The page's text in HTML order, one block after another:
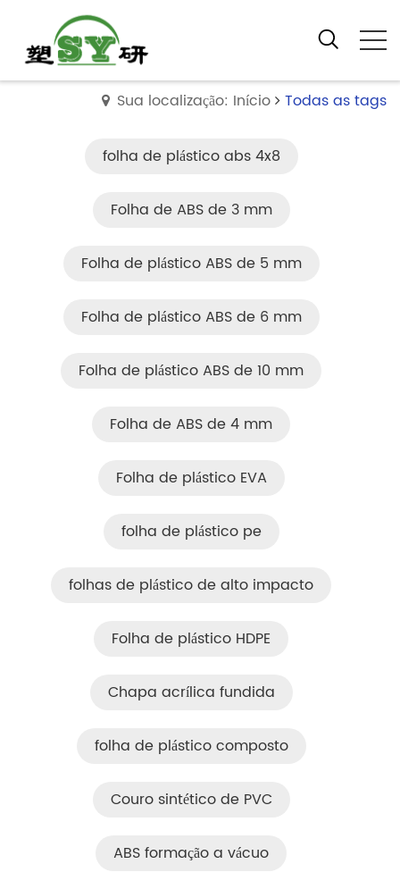
Sua localização: Início Todas as tags
folha de plástico abs 4x8
Folha de ABS de 3 mm
Folha de plástico ABS de 5 mm
Folha de plástico ABS de 6 mm
Folha de plástico ABS de 10 mm
Folha de ABS de 4 mm
Folha de plástico EVA
folha de plástico pe
folhas de plástico de alto impacto
Folha de plástico HDPE
Chapa acrílica fundida
folha de plástico composto
Couro sintético de PVC
ABS formação a vácuo